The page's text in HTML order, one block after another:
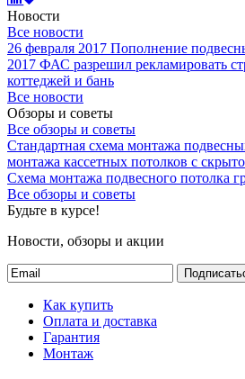
Новости
Все новости
26 февраля 2017 Пополнение
2017 ФАС разрешил рекламировать
коттеджей и бань
Все новости
Обзоры и советы
Все обзоры и советы
Стандартная схема монтажа
монтажа кассетных потолков с
Схема монтажа подвесного потолка
Все обзоры и советы
Будьте в курсе!
Новости, обзоры и акции
Как купить
Оплата и доставка
Гарантия
Монтаж